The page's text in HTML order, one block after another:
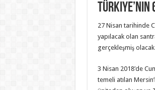
27 Nisan tarihinde
yapılacak olan
gerçekleşmiş
3 Nisan 2018’de
temeli atılan